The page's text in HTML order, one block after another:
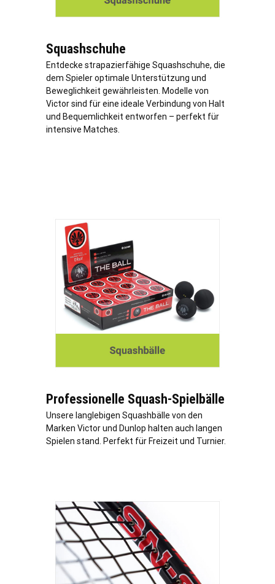
Squashschuhe
Entdecke strapazierfähige Squashschuhe, die
dem Spieler optimale Unterstützung und
Beweglichkeit gewährleisten. Modelle von
Victor sind für eine ideale Verbindung von Halt
und Bequemlichkeit entworfen – perfekt für
intensive Matches.
Professionelle Squash-Spielbälle
Unsere langlebigen Squashbälle von den
Marken Victor und Dunlop halten auch langen
Spielen stand. Perfekt für Freizeit und Turnier.